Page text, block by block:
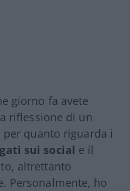
giorno fa avete
riflessione di un
quanto riguarda i
sui social e il
altrettanto
Personalmente, ho